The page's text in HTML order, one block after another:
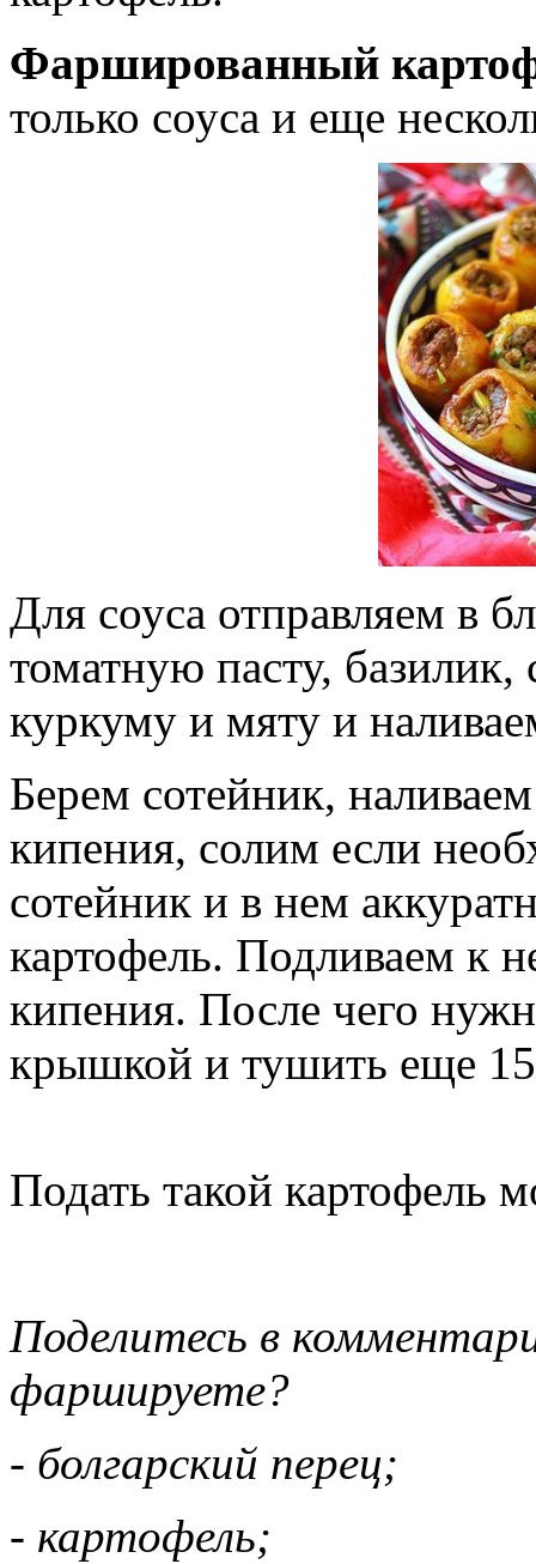
Фаршированный
только соуса и еще
Для соуса отправляем в
томатную пасту,
куркуму и мяту и
Берем сотейник,
кипения, солим если
сотейник и в нем
картофель. Подливаем к
кипения. После чего
крышкой и тушить еще
Подать такой картофель
Поделитесь в
фаршируете?
- болгарский перец;
- картофель;